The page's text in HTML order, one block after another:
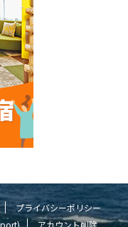
プライバシーポリシー
アカウント削除